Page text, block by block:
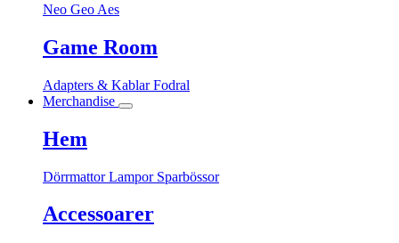
Neo Geo Aes
Game Room
Adapters & KablarFodral
Merchandise
Hem
DörrmattorLampor Sparbössor
Accessoarer